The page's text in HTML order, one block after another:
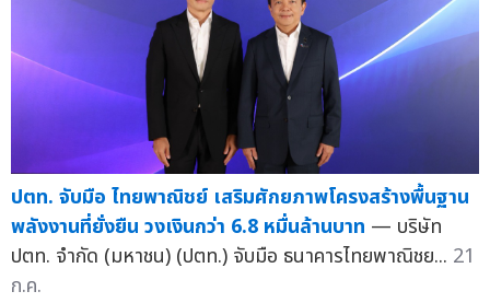
ปตท. จับมือ ไทยพาณิชย์ เสริมศักยภาพโครงสร้างพื้นฐาน
พลังงานที่ยั่งยืน วงเงินกว่า 6.8 หมื่นล้านบาท — บริษัท
ปตท. จำกัด (มหาชน) (ปตท.) จับมือ ธนาคารไทยพาณิชย... 21
ก.ค.